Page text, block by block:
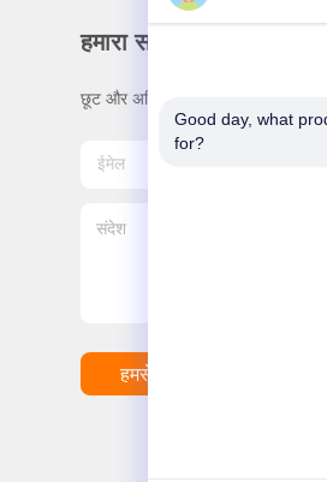
हमारा समाचार पत्र
छूट और अधिक के लिए हमारे न्यूज़लेटर की
हमसे संपर्क करें
Good day, what
for?